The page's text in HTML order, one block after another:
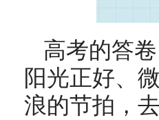
高考的答
阳光正好、
浪的节拍，